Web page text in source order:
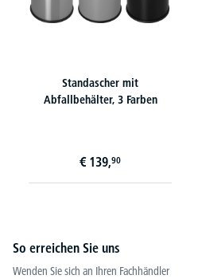
Standascher mit
Abfallbehälter, 3 Farben
€ 139,90
So erreichen Sie uns
Wenden Sie sich an Ihren Fachhändler